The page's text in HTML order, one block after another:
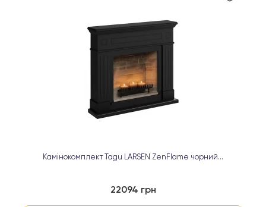
Камінокомплект Tagu LARSEN ZenFlame чорний...
22094 грн